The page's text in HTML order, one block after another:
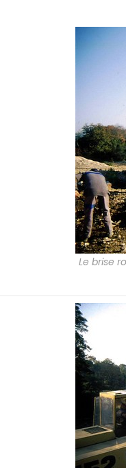
Le brise